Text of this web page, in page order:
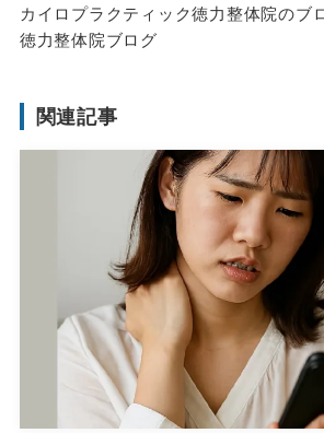
カイロプラクティック徳力整体院のブ
徳力整体院ブログ
関連記事